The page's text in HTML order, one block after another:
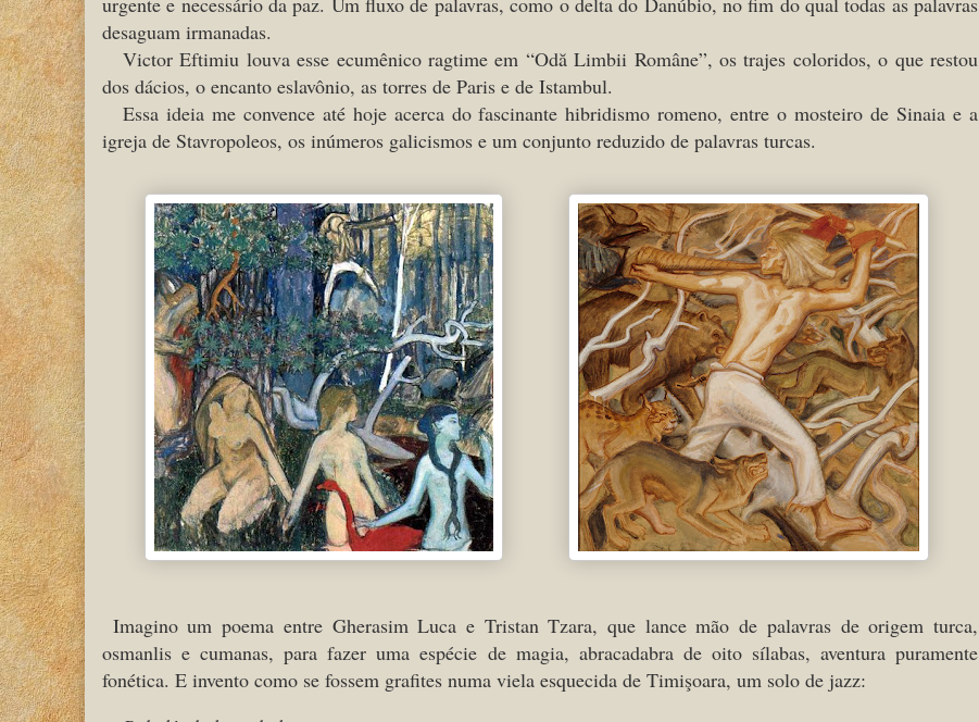
desaguam irmanadas.
Victor Eftimiu louva esse ecumênico ragtime em “Odă Limbii Române”, os trajes coloridos, o que restou
dos dácios, o encanto eslavônio, as torres de Paris e de Istambul.
Essa ideia me convence até hoje acerca do fascinante hibridismo romeno, entre o mosteiro de Sinaia e a
igreja de Stavropoleos, os inúmeros galicismos e um conjunto reduzido de palavras turcas.
Imagino um poema entre Gherasim Luca e Tristan Tzara, que lance mão de palavras de origem turca,
osmanlis e cumanas, para fazer uma espécie de magia, abracadabra de oito sílabas, aventura puramente
fonética. E invento como se fossem grafites numa viela esquecida de Timişoara, um solo de jazz: